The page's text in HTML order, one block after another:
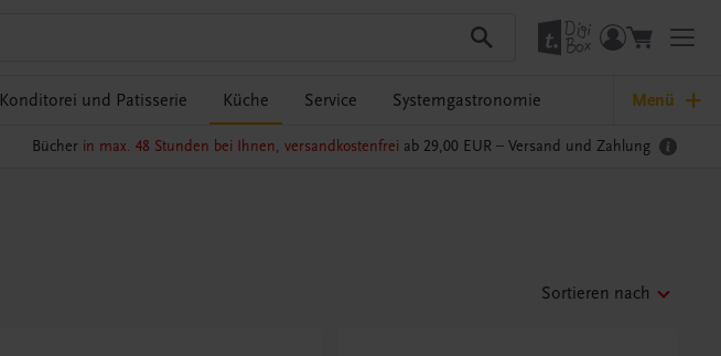
Konditorei und Patisserie Küche Service Systemgastronomie Menü
Bücher in max. 48 Stunden bei Ihnen, versandkostenfrei ab 29,00 EUR – Versand und Zahlung
Sortieren nach